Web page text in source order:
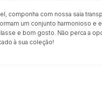
componha com nossa saia
um conjunto harmonioso e
e bom gosto. Não perca a
à sua coleção!